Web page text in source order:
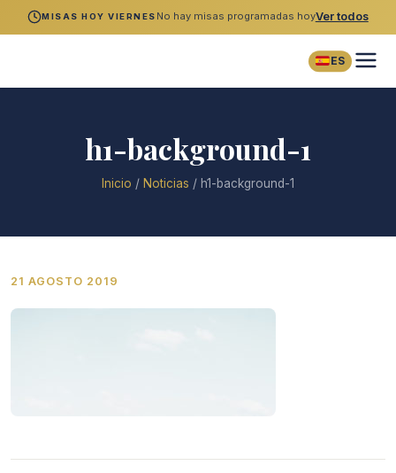
MISAS HOY VIERNES No hay misas programadas hoyVer todos
ES
h1-background-1
Inicio / Noticias / h1-background-1
21 AGOSTO 2019